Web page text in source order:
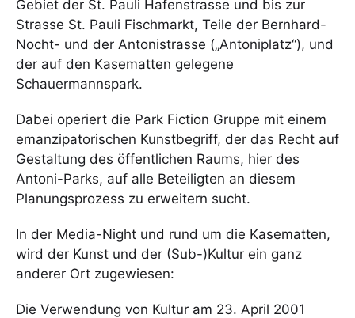
Gebiet der St. Pauli Hafenstrasse und bis zur
Strasse St. Pauli Fischmarkt, Teile der Bernhard-
Nocht- und der Antonistrasse („Antoniplatz“), und
der auf den Kasematten gelegene
Schauermannspark.
Dabei operiert die Park Fiction Gruppe mit einem
emanzipatorischen Kunstbegriff, der das Recht auf
Gestaltung des öffentlichen Raums, hier des
Antoni-Parks, auf alle Beteiligten an diesem
Planungsprozess zu erweitern sucht.
In der Media-Night und rund um die Kasematten,
wird der Kunst und der (Sub-)Kultur ein ganz
anderer Ort zugewiesen:
Die Verwendung von Kultur am 23. April 2001